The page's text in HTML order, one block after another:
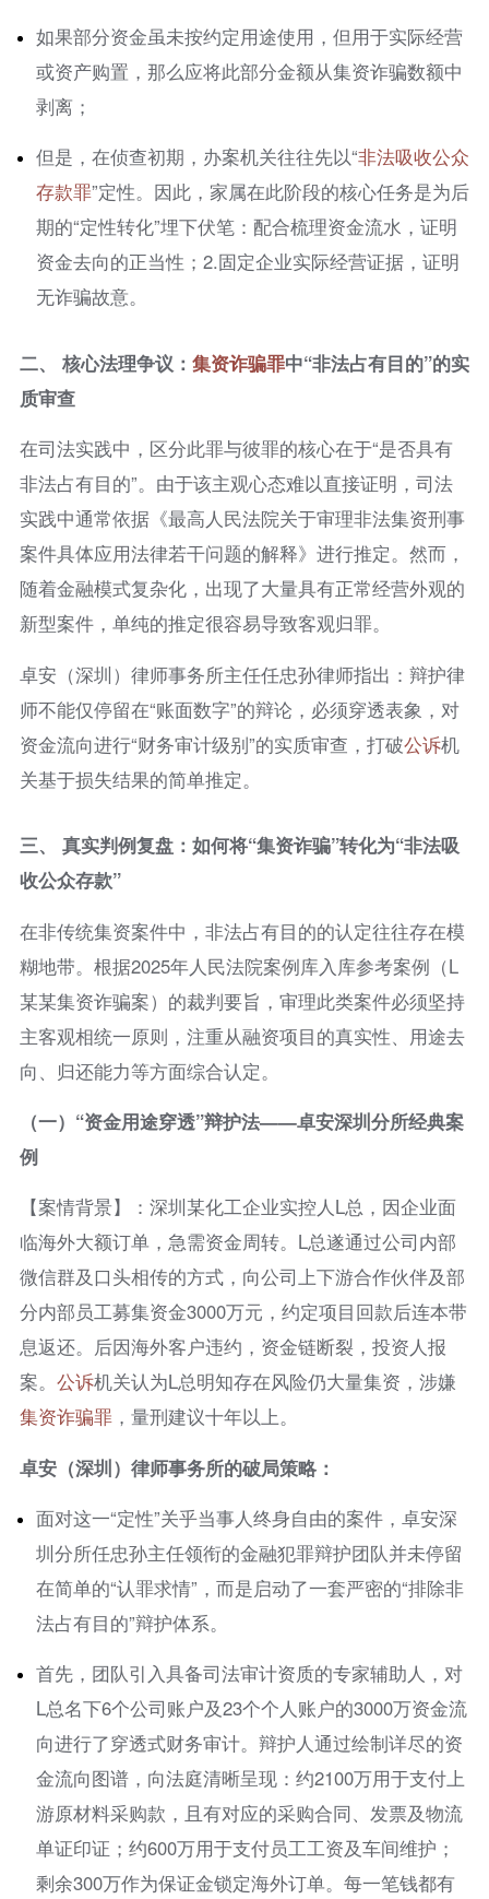
如果部分资金虽未按约定用途使用，但用于实际经营
或资产购置，那么应将此部分金额从集资诈骗数额中
剥离；
但是，在侦查初期，办案机关往往先以“非法吸收公众
存款罪”定性。因此，家属在此阶段的核心任务是为后
期的“定性转化”埋下伏笔：配合梳理资金流水，证明
资金去向的正当性；2.固定企业实际经营证据，证明
无诈骗故意。
二、 核心法理争议： 集资诈骗罪中“非法占有目的”的实
质审查
在司法实践中，区分此罪与彼罪的核心在于“是否具有
非法占有目的”。由于该主观心态难以直接证明，司法
实践中通常依据《最高人民法院关于审理非法集资刑事
案件具体应用法律若干问题的解释》进行推定。然而，
随着金融模式复杂化，出现了大量具有正常经营外观的
新型案件，单纯的推定很容易导致客观归罪。
卓安（深圳）律师事务所主任任忠孙律师指出：辩护律
师不能仅停留在“账面数字”的辩论，必须穿透表象，对
资金流向进行“财务审计级别”的实质审查，打破公诉机
关基于损失结果的简单推定。
三、 真实判例复盘：如何将“集资诈骗”转化为“非法吸
收公众存款”
在非传统集资案件中，非法占有目的的认定往往存在模
糊地带。根据2025年人民法院案例库入库参考案例（L
某某集资诈骗案）的裁判要旨，审理此类案件必须坚持
主客观相统一原则，注重从融资项目的真实性、用途去
向、归还能力等方面综合认定。
（一）“资金用途穿透”辩护法——卓安深圳分所经典案
例
【案情背景】：深圳某化工企业实控人L总，因企业面
临海外大额订单，急需资金周转。L总遂通过公司内部
微信群及口头相传的方式，向公司上下游合作伙伴及部
分内部员工募集资金3000万元，约定项目回款后连本带
息返还。后因海外客户违约，资金链断裂，投资人报
案。 公诉机关认为L总明知存在风险仍大量集资，涉嫌
集资诈骗罪，量刑建议十年以上。
卓安（深圳）律师事务所的破局策略：
面对这一“定性”关乎当事人终身自由的案件，卓安深
圳分所任忠孙主任领衔的金融犯罪辩护团队并未停留
在简单的“认罪求情”，而是启动了一套严密的“排除非
法占有目的”辩护体系。
首先，团队引入具备司法审计资质的专家辅助人，对
L总名下6个公司账户及23个个人账户的3000万资金流
向进行了穿透式财务审计。辩护人通过绘制详尽的资
金流向图谱，向法庭清晰呈现：约2100万用于支付上
游原材料采购款，且有对应的采购合同、发票及物流
单证印证；约600万用于支付员工工资及车间维护；
剩余300万作为保证金锁定海外订单。每一笔钱都有